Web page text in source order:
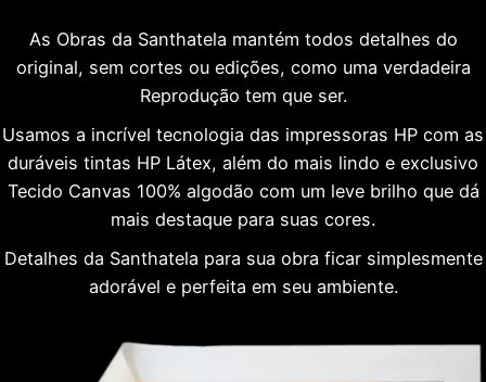
As Obras da Santhatela mantém todos detalhes do
original, sem cortes ou edições, como uma verdadeira
Reprodução tem que ser.
Usamos a incrível tecnologia das impressoras HP com as
duráveis tintas HP Látex, além do mais lindo e exclusivo
Tecido Canvas 100% algodão com um leve brilho que dá
mais destaque para suas cores.
Detalhes da Santhatela para sua obra ficar simplesmente
adorável e perfeita em seu ambiente.